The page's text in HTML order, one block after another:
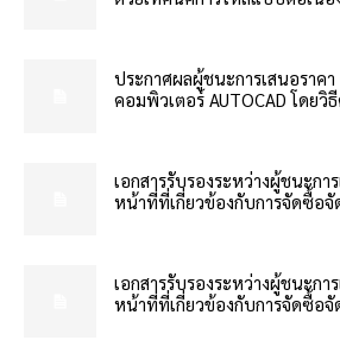
ประกาศผลผู้ชนะการเสนอราค
คอมพิวเตอร์ AUTOCAD โดยวิ
เอกสารรับรองระหว่างผู้ชนะกา
หน้าที่ที่เกี่ยวข้องกับการจัดซื้อจั
เอกสารรับรองระหว่างผู้ชนะกา
หน้าที่ที่เกี่ยวข้องกับการจัดซื้อจั